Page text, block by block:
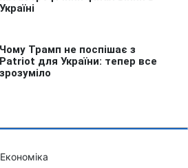
Економіка